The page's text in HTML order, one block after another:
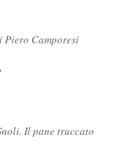
Camporesi
Il pane truccato